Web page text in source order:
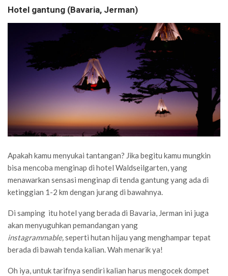
Hotel gantung (Bavaria, Jerman)
Apakah kamu menyukai tantangan? Jika begitu kamu mungkin
bisa mencoba menginap di hotel Waldseilgarten, yang
menawarkan sensasi menginap di tenda gantung yang ada di
ketinggian 1-2 km dengan jurang di bawahnya.
Di samping itu hotel yang berada di Bavaria, Jerman ini juga
akan menyuguhkan pemandangan yang
instagrammable,seperti hutan hijau yang menghampar tepat
berada di bawah tenda kalian. Wah menarik ya!
Oh iya, untuk tarifnya sendiri kalian harus mengocek dompet